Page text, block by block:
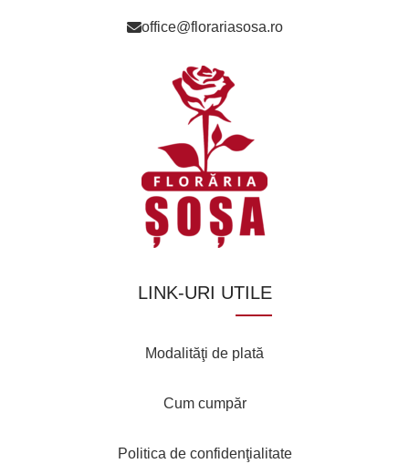
office@florariasosa.ro
LINK-URI UTILE
Modalităţi de plată
Cum cumpăr
Politica de confidenţialitate